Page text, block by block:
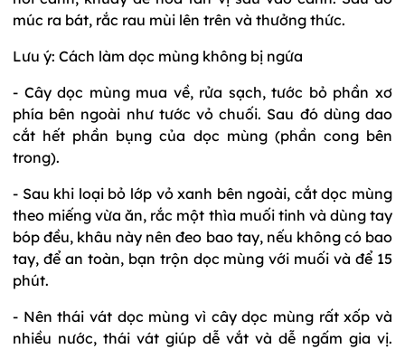
múc ra bát, rắc rau mùi lên trên và thưởng thức.
Lưu ý: Cách làm dọc mùng không bị ngứa
- Cây dọc mùng mua về, rửa sạch, tước bỏ phần xơ
phía bên ngoài như tước vỏ chuối. Sau đó dùng dao
cắt hết phần bụng của dọc mùng (phần cong bên
trong).
- Sau khi loại bỏ lớp vỏ xanh bên ngoài, cắt dọc mùng
theo miếng vừa ăn, rắc một thìa muối tinh và dùng tay
bóp đều, khâu này nên đeo bao tay, nếu không có bao
tay, để an toàn, bạn trộn dọc mùng với muối và để 15
phút.
- Nên thái vát dọc mùng vì cây dọc mùng rất xốp và
nhiều nước, thái vát giúp dễ vắt và dễ ngấm gia vị.